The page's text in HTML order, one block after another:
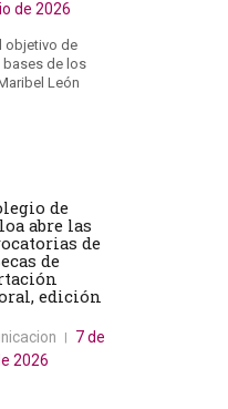
de 2026
objetivo de
bases de los
León
de
abre las
de
de
edición
7 de
2026